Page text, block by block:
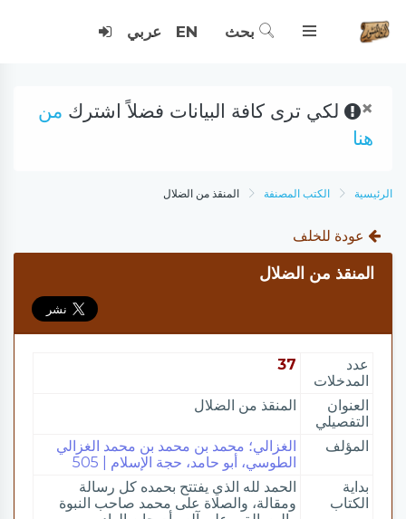
بحث EN عربي
× لكي ترى كافة البيانات فضلاً اشترك من
هنا
الرئيسية الكتب المصنفة المنقذ من الضلال
عودة للخلف
المنقذ من الضلال
عدد
المدخلات
37
العنوان
التفصيلي
المنقذ من الضلال
المؤلف
الغزالي؛ محمد بن محمد بن محمد الغزالي
الطوسي، أبو حامد، حجة الإسلام | 505
بداية
الكتاب
الحمد لله الذي يفتتح بحمده كل رسالة
ومقالة، والصلاة على محمد صاحب النبوة